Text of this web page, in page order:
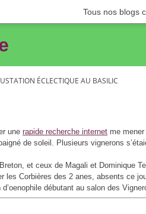
Tous nos blogs
ÉCLECTIQUE AU BASILIC
une rapide recherche internet me
de soleil. Plusieurs vignerons
et ceux de Magali et Dominique
les Corbières des 2 anes, absents ce
débutant au salon des